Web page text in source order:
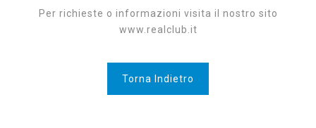
Per richieste o informazioni visita il nostro sito
www.realclub.it
Torna Indietro